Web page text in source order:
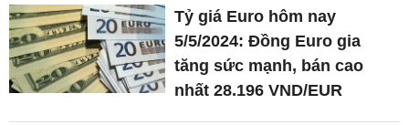
Tỷ giá Euro hôm nay
5/5/2024: Đồng Euro gia
tăng sức mạnh, bán cao
nhất 28.196 VND/EUR